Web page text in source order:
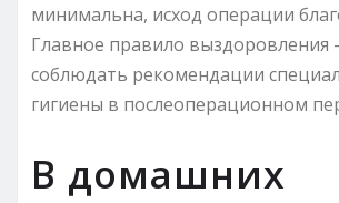
минимальна, исход операции
Главное правило выздоровления
соблюдать рекомендации
гигиены в послеоперационном
В домашних